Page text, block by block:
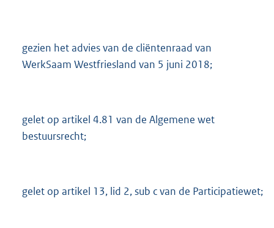
K
gezien het advies van de cliëntenraad van
WerkSaam Westfriesland van 5 juni 2018;
gelet op artikel 4.81 van de Algemene wet
bestuursrecht;
gelet op artikel 13, lid 2, sub c van de Participatiewet;